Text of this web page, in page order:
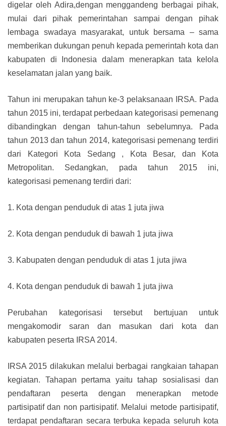
digelar oleh Adira,dengan menggandeng berbagai pihak,
mulai dari pihak pemerintahan sampai dengan pihak
lembaga swadaya masyarakat, untuk bersama – sama
memberikan dukungan penuh kepada pemerintah kota dan
kabupaten di Indonesia dalam menerapkan tata kelola
keselamatan jalan yang baik.
Tahun ini merupakan tahun ke-3 pelaksanaan IRSA. Pada
tahun 2015 ini, terdapat perbedaan kategorisasi pemenang
dibandingkan dengan tahun-tahun sebelumnya. Pada
tahun 2013 dan tahun 2014, kategorisasi pemenang terdiri
dari Kategori Kota Sedang , Kota Besar, dan Kota
Metropolitan. Sedangkan, pada tahun 2015 ini,
kategorisasi pemenang terdiri dari:
1. Kota dengan penduduk di atas 1 juta jiwa
2. Kota dengan penduduk di bawah 1 juta jiwa
3. Kabupaten dengan penduduk di atas 1 juta jiwa
4. Kota dengan penduduk di bawah 1 juta jiwa
Perubahan kategorisasi tersebut bertujuan untuk
mengakomodir saran dan masukan dari kota dan
kabupaten peserta IRSA 2014.
IRSA 2015 dilakukan melalui berbagai rangkaian tahapan
kegiatan. Tahapan pertama yaitu tahap sosialisasi dan
pendaftaran peserta dengan menerapkan metode
partisipatif dan non partisipatif. Melalui metode partisipatif,
terdapat pendaftaran secara terbuka kepada seluruh kota